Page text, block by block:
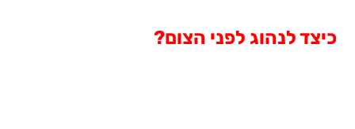
כיצד לנהוג לפני הצום?